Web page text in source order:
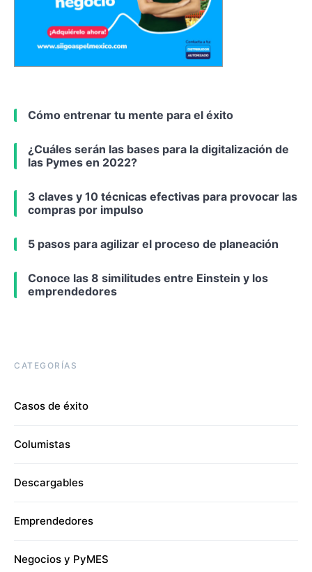
Cómo entrenar tu mente para el éxito
¿Cuáles serán las bases para la digitalización de
las Pymes en 2022?
3 claves y 10 técnicas efectivas para provocar las
compras por impulso
5 pasos para agilizar el proceso de planeación
Conoce las 8 similitudes entre Einstein y los
emprendedores
CATEGORÍAS
Casos de éxito
Columistas
Descargables
Emprendedores
Negocios y PyMES